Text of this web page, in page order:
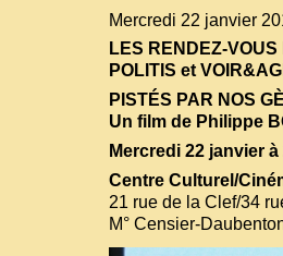
Mercredi 22 janvier
LES RENDEZ-
POLITIS et
PISTÉS PAR NOS
Un film de Philippe
Mercredi 22 janvier à
Centre Culturel/
21 rue de la Clef/34
M° Censier-